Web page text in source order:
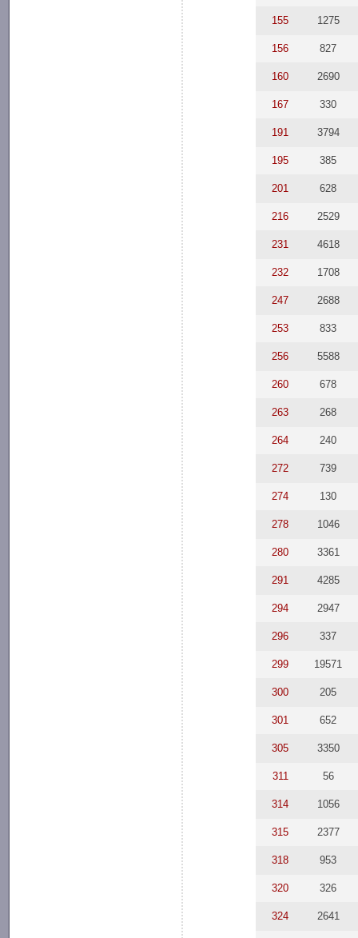
155 1275
156 827
160 2690
167 330
191 3794
195 385
201 628
216 2529
231 4618
232 1708
247 2688
253 833
256 5588
260 678
263 268
264 240
272 739
274 130
278 1046
280 3361
291 4285
294 2947
296 337
299 19571
300 205
301 652
305 3350
311 56
314 1056
315 2377
318 953
320 326
324 2641